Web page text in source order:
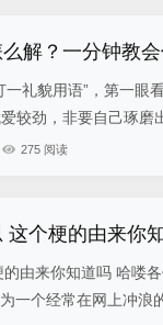
解？一分钟教
礼貌用语”，第一眼
较劲，非要自己琢磨
275 阅读
这个梗的由来你
由来你知道吗 哈喽
一个经常在网上冲浪